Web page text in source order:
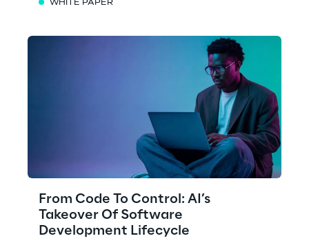
WHITE PAPER
From Code To Control: AI’s
Takeover Of Software
Development Lifecycle